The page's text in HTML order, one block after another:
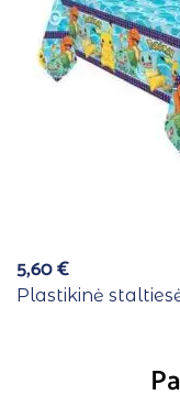
5,60€
Plastikinė